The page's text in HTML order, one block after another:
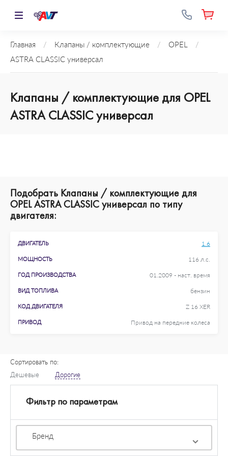
Главная / Клапаны / комплектующие / OPEL
/
ASTRA CLASSIC универсал
Клапаны / комплектующие для OPEL
ASTRA CLASSIC универсал
Подобрать Клапаны / комплектующие для
OPEL ASTRA CLASSIC универсал по типу
двигателя:
ДВИГАТЕЛЬ 1.6
МОЩНОСТЬ 116 л.с.
ГОД ПРОИЗВОДСТВА 01.2009 - наст. время
ВИД ТОПЛИВА бензин
КОД ДВИГАТЕЛЯ Z 16 XER
ПРИВОД Привод на передние колеса
Сортировать по:
Дешевые
Дорогие
Фильтр по параметрам
Бренд